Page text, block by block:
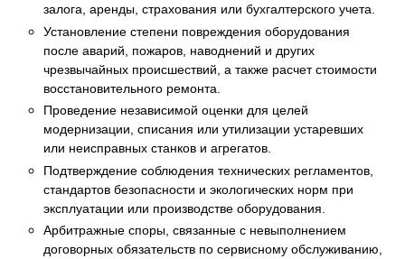
залога, аренды, страхования или бухгалтерского учета.
Установление степени повреждения оборудования
после аварий, пожаров, наводнений и других
чрезвычайных происшествий, а также расчет стоимости
восстановительного ремонта.
Проведение независимой оценки для целей
модернизации, списания или утилизации устаревших
или неисправных станков и агрегатов.
Подтверждение соблюдения технических регламентов,
стандартов безопасности и экологических норм при
эксплуатации или производстве оборудования.
Арбитражные споры, связанные с невыполнением
договорных обязательств по сервисному обслуживанию,